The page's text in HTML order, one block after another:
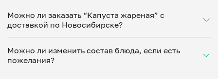
Можно ли заказать “Капуста жареная” с
доставкой по Новосибирске?
Укажите удобное время — и получите свежее
домашнее блюдо в большой порции прямо с плиты.
Можно ли изменить состав блюда, если есть
пожелания?